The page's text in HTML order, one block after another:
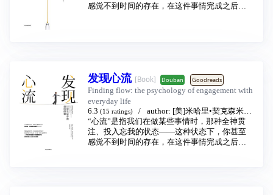
在人际关系中的行为。我们与萍水相逢的人如
感觉不到时间的存在，在这件事情完成之后我
森米哈赖在30年前，在大量案例研究基础上，
开创性地提出了“心流”的概念。本书系统阐述了
心流理论，进入心流状态的条件，从日常生
活、休闲娱乐、工作、人际关系等各方面，阐
述如何进入心流状态。对心理学爱好者和研究
者来说，《心流》是理解积极心理学等领域不
可或缺的理论素材；对大众读者来说，这更是
发现心流 [Book] Douban Goodreads
Finding flow: the psychology of engagement with
everyday life
6.3 (15 ratings) author: [美]米哈里•契克森米哈
赖
translator:陈秀娟 publishing house:中
信出版集团
2018 - 1
“心流”是指我们在做某些事情时，那种全神贯
注、投入忘我的状态——这种状态下，你甚至
感觉不到时间的存在，在这件事情完成之后我